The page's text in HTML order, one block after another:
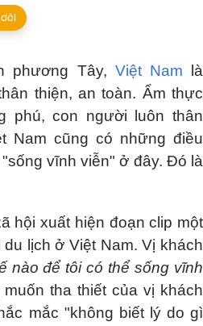
phương Tây, Việt Nam là
thiện, an toàn. Ẩm thực
phú, con người luôn thân
Nam cũng có những điều
vĩnh viễn" ở đây. Đó là
hội xuất hiện đoạn clip một
lịch ở Việt Nam. Vị khách
nào để tôi có thể sống vĩnh
tha thiết của vị khách
mắc "không biết lý do gì